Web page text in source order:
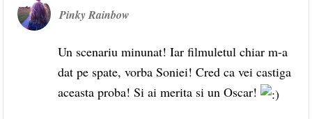
Pinky Rainbow
Un scenariu minunat! Iar filmuletul chiar m-a
dat pe spate, vorba Soniei! Cred ca vei castiga
aceasta proba! Si ai merita si un Oscar!